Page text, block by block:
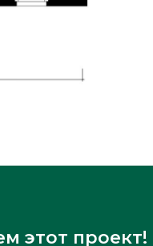
этот проект!